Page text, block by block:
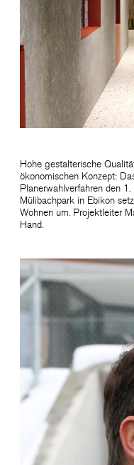
Hohe gestalterische
ökonomischen Konzept:
Planerwahlverfahren den
Mülibachpark in Ebikon
Wohnen um. Projektleiter
Hand.